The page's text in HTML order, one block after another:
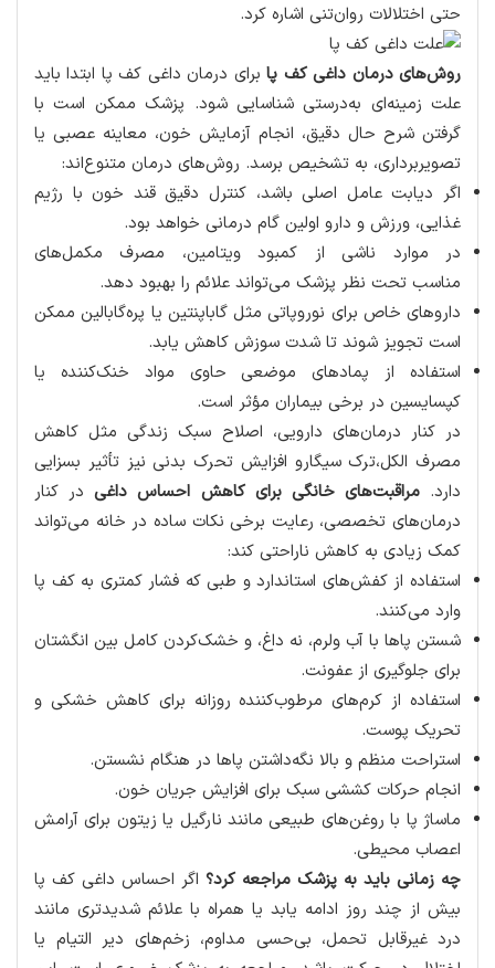
حتی اختلالات روان‌تنی اشاره کرد.
روش‌های درمان داغی کف پابرای درمان داغی کف پا ابتدا باید
علت زمینه‌ای به‌درستی شناسایی شود. پزشک ممکن است با
گرفتن شرح حال دقیق، انجام آزمایش خون، معاینه عصبی یا
تصویربرداری، به تشخیص برسد. روش‌های درمان متنوع‌اند:
اگر دیابت عامل اصلی باشد، کنترل دقیق قند خون با رژیم
غذایی، ورزش و دارو اولین گام درمانی خواهد بود.
در موارد ناشی از کمبود ویتامین، مصرف مکمل‌های
مناسب تحت نظر پزشک می‌تواند علائم را بهبود دهد.
داروهای خاص برای نوروپاتی مثل گاباپنتین یا پره‌گابالین ممکن
است تجویز شوند تا شدت سوزش کاهش یابد.
استفاده از پمادهای موضعی حاوی مواد خنک‌کننده یا
کپسایسین در برخی بیماران مؤثر است.
در کنار درمان‌های دارویی، اصلاح سبک زندگی مثل کاهش
مصرف الکل،ترک سیگارو افزایش تحرک بدنی نیز تأثیر بسزایی
دارد.مراقبت‌های خانگی برای کاهش احساس داغیدر کنار
درمان‌های تخصصی، رعایت برخی نکات ساده در خانه می‌تواند
کمک زیادی به کاهش ناراحتی کند:
استفاده از کفش‌های استاندارد و طبی که فشار کمتری به کف پا
وارد می‌کنند.
شستن پاها با آب ولرم، نه داغ، و خشک‌کردن کامل بین انگشتان
برای جلوگیری از عفونت.
استفاده از کرم‌های مرطوب‌کننده روزانه برای کاهش خشکی و
تحریک پوست.
استراحت منظم و بالا نگه‌داشتن پاها در هنگام نشستن.
انجام حرکات کششی سبک برای افزایش جریان خون.
ماساژ پا با روغن‌های طبیعی مانند نارگیل یا زیتون برای آرامش
اعصاب محیطی.
چه زمانی باید به پزشک مراجعه کرد؟ اگر احساس داغی کف پا
بیش از چند روز ادامه یابد یا همراه با علائم شدیدتری مانند
درد غیرقابل تحمل، بی‌حسی مداوم، زخم‌های دیر التیام یا